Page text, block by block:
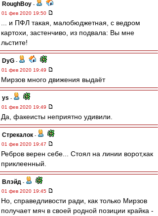
RoughBoy -
01 фев 2020 19:50
... и ПФЛ такая, малобюджетная, с ведром
картохи, застенчиво, из подвала: Вы мне
льстите!
DyG -
01 фев 2020 19:49
Мирзов много движения выдаёт
ys -
01 фев 2020 19:49
Да, факеисты неприятно удивили.
Стрекалок -
01 фев 2020 19:47
Ребров верен себе... Стоял на линии ворот,как
приклеенный.
Влэйд -
01 фев 2020 19:45
Но, справедливости ради, как только Мирзов
получает мяч в своей родной позиции крайка -